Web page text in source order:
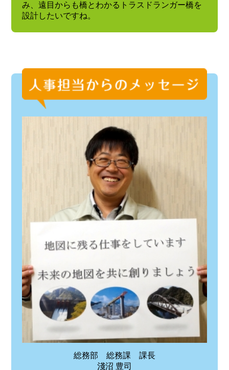
み、遠目からも橋とわかるトラスドランガー橋を
設計したいですね。
総務部 総務課 課長
淺沼 豊司